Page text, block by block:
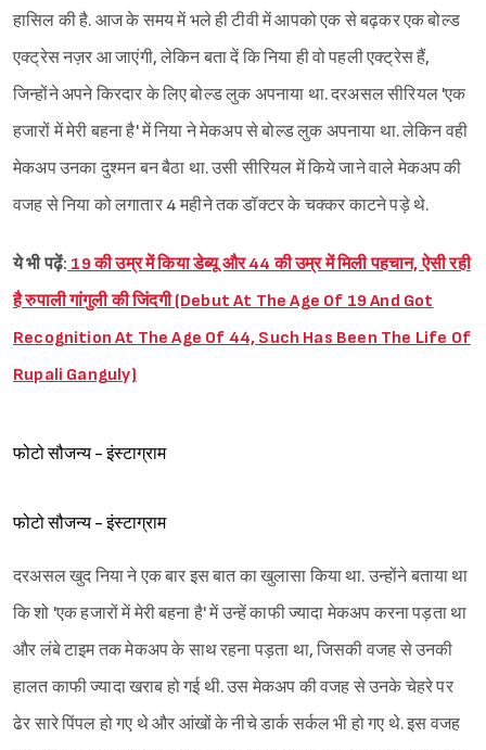
हासिल की है. आज के समय में भले ही टीवी में आपको एक से बढ़कर एक बोल्ड
एक्ट्रेस नज़र आ जाएंगी, लेकिन बता दें कि निया ही वो पहली एक्ट्रेस हैं,
जिन्होंने अपने किरदार के लिए बोल्ड लुक अपनाया था. दरअसल सीरियल 'एक
हजारों में मेरी बहना है' में निया ने मेकअप से बोल्ड लुक अपनाया था. लेकिन वही
मेकअप उनका दुश्मन बन बैठा था. उसी सीरियल में किये जाने वाले मेकअप की
वजह से निया को लगातार 4 महीने तक डॉक्टर के चक्कर काटने पड़े थे.
ये भी पढ़ें: 19 की उम्र में किया डेब्यू और 44 की उम्र में मिली पहचान, ऐसी रही
है रुपाली गांगुली की जिंदगी (Debut At The Age Of 19 And Got
Recognition At The Age Of 44, Such Has Been The Life Of
Rupali Ganguly)
फोटो सौजन्य - इंस्टाग्राम
फोटो सौजन्य - इंस्टाग्राम
दरअसल खुद निया ने एक बार इस बात का खुलासा किया था. उन्होंने बताया था
कि शो 'एक हजारों में मेरी बहना है' में उन्हें काफी ज्यादा मेकअप करना पड़ता था
और लंबे टाइम तक मेकअप के साथ रहना पड़ता था, जिसकी वजह से उनकी
हालत काफी ज्यादा खराब हो गई थी. उस मेकअप की वजह से उनके चेहरे पर
ढेर सारे पिंपल हो गए थे और आंखों के नीचे डार्क सर्कल भी हो गए थे. इस वजह